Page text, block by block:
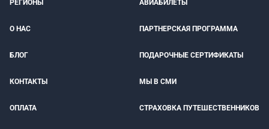
РЕГИОНЫ АВИАБИЛЕТЫ
О НАС ПАРТНЕРСКАЯ ПРОГРАММА
БЛОГ ПОДАРОЧНЫЕ СЕРТИФИКАТЫ
КОНТАКТЫ МЫ В СМИ
ОПЛАТА СТРАХОВКА ПУТЕШЕСТВЕННИКОВ